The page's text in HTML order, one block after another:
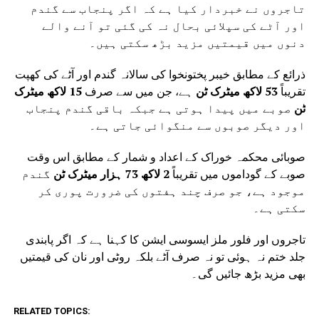
تاجروں نے خبردار کیا ہے کہ اگر پنجاب سے گندم
اور آٹے کی سپلائی بحال نہ کی گئی تو آنے والے
دنوں میں قیمتیں مزید بڑھ سکتی ہیں۔
ذرائع کے مطابق خیبر پختونخوا کی سالانہ گندم اور آٹے کی کھپت
تقریباً53 لاکھ میٹرک ٹن ہے، جن میں سے صرف
15 لاکھ میٹرک
ٹن صوبے میں پیدا ہوتی ہے جبکہ باقی گندم پنجاب
اور دیگر صوبوں سے منگوائی جاتی ہے۔
صوبائی محکمہ خوراک کے اعداد و شمار کے مطابق اس وقت
صوبے کے گوداموں میں تقریباً2 لاکھ 73 ہزار میٹرک ٹن
گندم
موجود ہے، جو صرف چند ہفتوں کی ضرورت پوری کر
سکتی ہے۔
تاجروں اور فلور ملز ایسوسی ایشن کا کہنا ہے کہ اگر پابندی
جلد ختم نہ ہوئی تو نہ صرف آٹے بلکہ روٹی اور نان کی قیمتیں
بھی مزید بڑھ جائیں گی۔
RELATED TOPICS: